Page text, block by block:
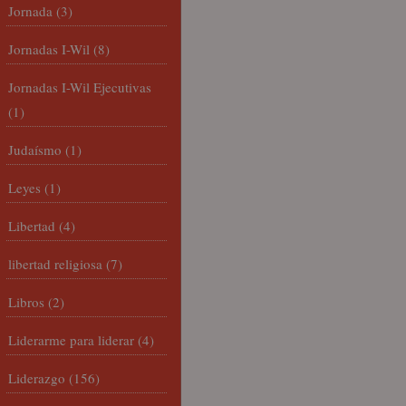
Jornada (3)
Jornadas I-Wil (8)
Jornadas I-Wil Ejecutivas
(1)
Judaísmo (1)
Leyes (1)
Libertad (4)
libertad religiosa (7)
Libros (2)
Liderarme para liderar (4)
Liderazgo (156)